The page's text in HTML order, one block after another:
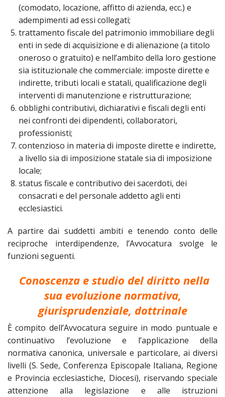
(comodato, locazione, affitto di azienda, ecc.) e
adempimenti ad essi collegati;
trattamento fiscale del patrimonio immobiliare degli
enti in sede di acquisizione e di alienazione (a titolo
oneroso o gratuito) e nell’ambito della loro gestione
sia istituzionale che commerciale: imposte dirette e
indirette, tributi locali e statali, qualificazione degli
interventi di manutenzione e ristrutturazione;
obblighi contributivi, dichiarativi e fiscali degli enti
nei confronti dei dipendenti, collaboratori,
professionisti;
contenzioso in materia di imposte dirette e indirette,
a livello sia di imposizione statale sia di imposizione
locale;
status fiscale e contributivo dei sacerdoti, dei
consacrati e del personale addetto agli enti
ecclesiastici.
A partire dai suddetti ambiti e tenendo conto delle
reciproche interdipendenze, l’Avvocatura svolge le
funzioni seguenti.
Conoscenza e studio del diritto nella
sua evoluzione normativa,
giurisprudenziale, dottrinale
È compito dell’Avvocatura seguire in modo puntuale e
continuativo l’evoluzione e l’applicazione della
normativa canonica, universale e particolare, ai diversi
livelli (S. Sede, Conferenza Episcopale Italiana, Regione
e Provincia ecclesiastiche, Diocesi), riservando speciale
attenzione alla legislazione e alle istruzioni